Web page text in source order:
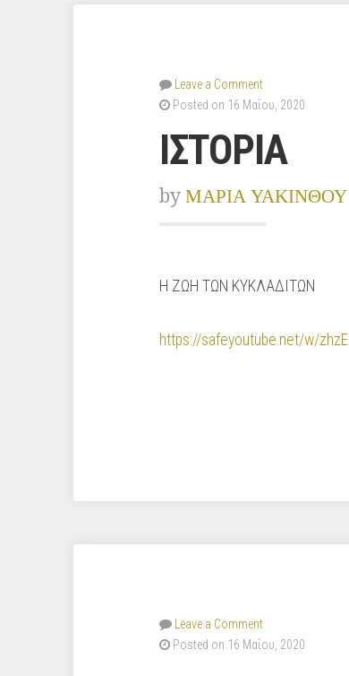
Leave a Comment
Posted on 16 Μαΐου, 2020
ΙΣΤΟΡΙΑ
by ΜΑΡΙΑ ΥΑΚΙΝΘΟΥ
Η ΖΩΗ ΤΩΝ ΚΥΚΛΑΔΙΤΩΝ
https://safeyoutube.net/w/zhzE
Leave a Comment
Posted on 16 Μαΐου, 2020